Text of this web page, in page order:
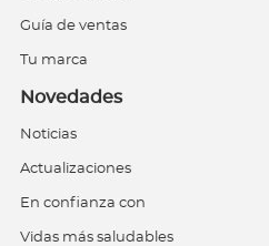
Guía de ventas
Tu marca
Novedades
Noticias
Actualizaciones
En confianza con
Vidas más saludables